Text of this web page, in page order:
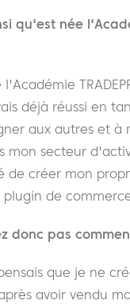
qu'est née
déjà réussi en
aux autres et
mon secteur
de créer mon
de
donc pas
que je ne
avoir vendu